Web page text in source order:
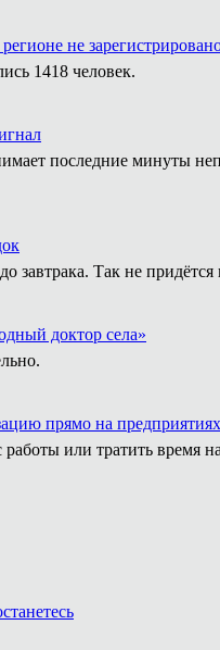
не
1418 человек.
последние минуты
Так не
доктор села»
прямо на предприятиях
или тратить время